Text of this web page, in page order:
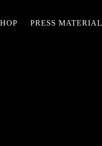
PRESS MATERIAL